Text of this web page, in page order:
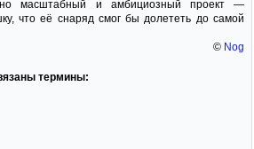
масштабный и амбициозный проект —
что её снаряд смог бы долететь до самой
© Nog
термины: